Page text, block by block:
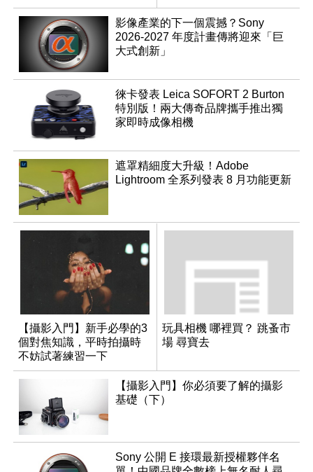
有望登場
影像產業的下一個震撼？Sony
2026-2027 年度計畫傳將迎來「巨
大式創新」
徠卡發表 Leica SOFORT 2 Burton
特別版！兩大傳奇品牌攜手推出獨
家即時成像相機
遮罩精細度大升級！Adobe
Lightroom 全系列發表 8 月功能更新
【攝影入門】新手必學的3
個對焦知識，平時拍攝時
不妨試著練習一下
玩具相機 哪裡買？ 跳蚤市
場 尋寶去
【攝影入門】你必須要了解的攝影
基礎（下）
Sony 公開 E 接環最新授權夥伴名